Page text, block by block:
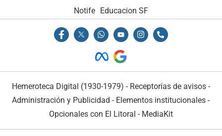
Notife Educacion SF
Hemeroteca Digital (1930-1979) - Receptorías de avisos -
Administración y Publicidad - Elementos institucionales -
Opcionales con El Litoral - MediaKit